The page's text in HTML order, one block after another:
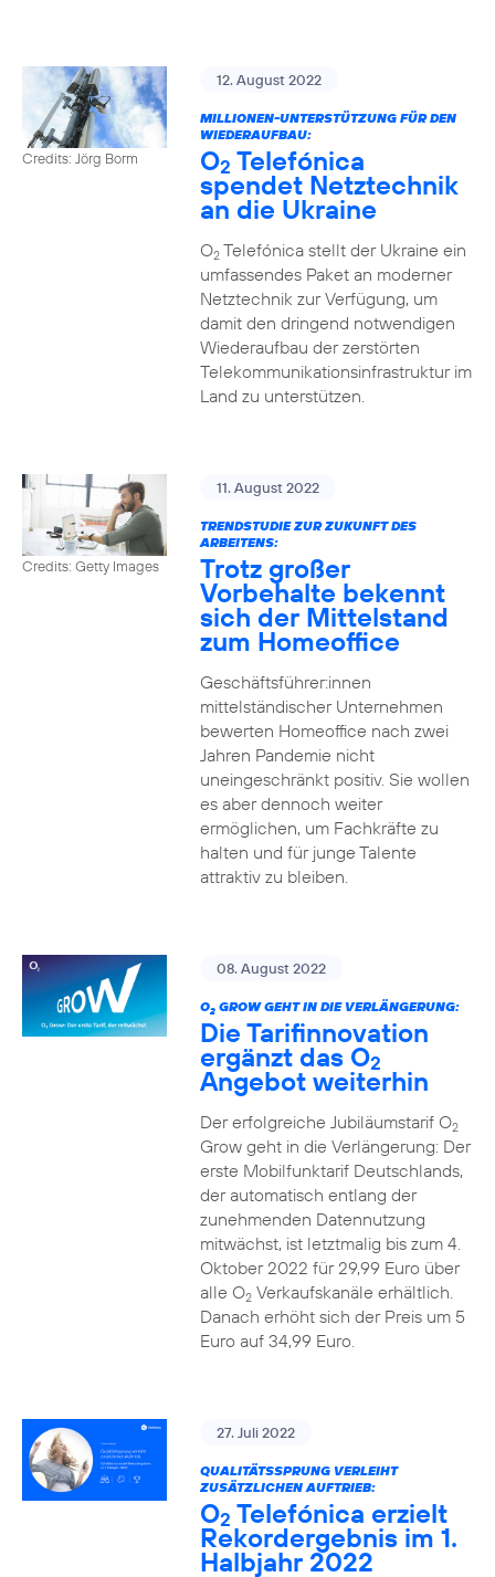
Credits: Jörg Borm
12. August 2022
MILLIONEN-UNTERSTÜTZUNG FÜR DEN
WIEDERAUFBAU:
O2 Telefónica
spendet Netztechnik
an die Ukraine
O2Telefónica stellt der Ukraine ein
umfassendes Paket an moderner
Netztechnik zur Verfügung, um
damit den dringend notwendigen
Wiederaufbau der zerstörten
Telekommunikationsinfrastruktur im
Land zu unterstützen.
Credits: Getty Images
11. August 2022
TRENDSTUDIE ZUR ZUKUNFT DES
ARBEITENS:
Trotz großer
Vorbehalte bekennt
sich der Mittelstand
zum Homeoffice
Geschäftsführer:innen
mittelständischer Unternehmen
bewerten Homeoffice nach zwei
Jahren Pandemie nicht
uneingeschränkt positiv. Sie wollen
es aber dennoch weiter
ermöglichen, um Fachkräfte zu
halten und für junge Talente
attraktiv zu bleiben.
08. August 2022
O2GROW GEHT IN DIE VERLÄNGERUNG:
Die Tarifinnovation
ergänzt das O2
Angebot weiterhin
Der erfolgreiche Jubiläumstarif O2
Grow geht in die Verlängerung: Der
erste Mobilfunktarif Deutschlands,
der automatisch entlang der
zunehmenden Datennutzung
mitwächst, ist letztmalig bis zum 4.
Oktober 2022 für 29,99 Euro über
alle O2Verkaufskanäle erhältlich.
Danach erhöht sich der Preis um 5
Euro auf 34,99 Euro.
27. Juli 2022
QUALITÄTSSPRUNG VERLEIHT
ZUSÄTZLICHEN AUFTRIEB:
O2 Telefónica erzielt
Rekordergebnis im 1.
Halbjahr 2022